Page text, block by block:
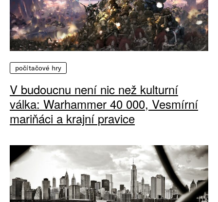
počítačové hry
V budoucnu není nic než kulturní
válka: Warhammer 40 000, Vesmírní
mariňáci a krajní pravice